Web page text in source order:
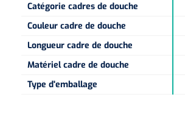
Catégorie cadres de douche
Couleur cadre de douche
Longueur cadre de douche
Matériel cadre de douche
Type d'emballage